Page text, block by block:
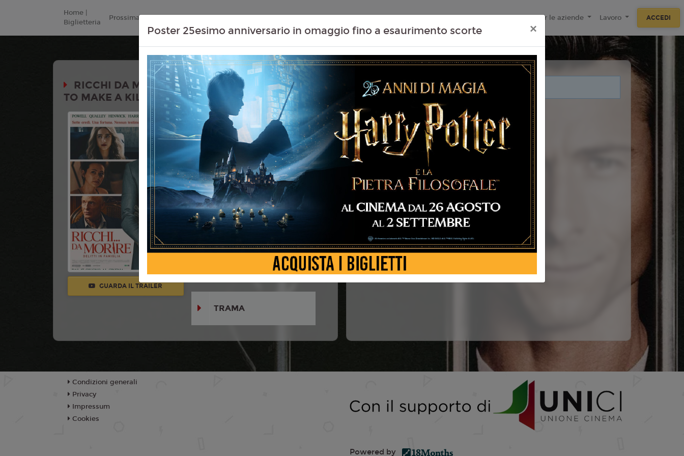
Home |
Biglietteria
Prossimamente Listino Prezzi Contenuti Extra Proiezioni Scolastiche Eventi Passati Tecnologie F.A.Q Per le aziende Lavoro ACCEDI
RICCHI DA MORIRE - DELITTI IN FAMIGLIA (HOW
TO MAKE A KILLING)
GUARDA IL TRAILER
Durata: 105 min
Genere:Commedia, Thriller
Lingua:Italiano
Regia:John Patton Ford
Anno:2026
Jessica Henwick, Bill Camp, Zach
Woods, Topher Grace, Ed Harris,
TRAMA
Non ci sono spettacoli legati a questo evento.
Poster 25esimo anniversario in omaggio fino a esaurimento scorte ×
Condizioni generali
Privacy
Impressum
Cookies
Powered by